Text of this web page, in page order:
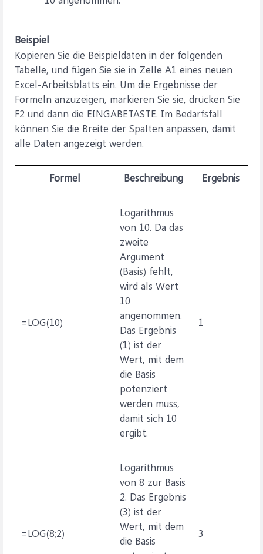
Beispiel
Kopieren Sie die Beispieldaten in der folgenden
Tabelle, und fügen Sie sie in Zelle A1 eines neuen
Excel-Arbeitsblatts ein. Um die Ergebnisse der
Formeln anzuzeigen, markieren Sie sie, drücken Sie
F2 und dann die EINGABETASTE. Im Bedarfsfall
können Sie die Breite der Spalten anpassen, damit
alle Daten angezeigt werden.
Formel Beschreibung Ergebnis
=LOG(10)
Logarithmus
von 10. Da das
zweite
Argument
(Basis) fehlt,
wird als Wert
10
angenommen.
Das Ergebnis
(1) ist der
Wert, mit dem
die Basis
potenziert
werden muss,
damit sich 10
ergibt.
1
=LOG(8;2)
Logarithmus
von 8 zur Basis
2. Das Ergebnis
(3) ist der
Wert, mit dem
die Basis
3